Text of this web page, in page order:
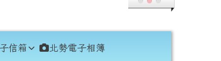
信箱 北勢電子相簿